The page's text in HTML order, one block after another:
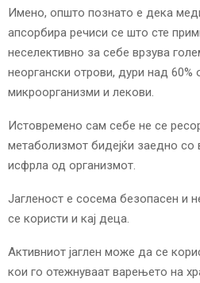
Имено, општо познато е дека
апсорбира речиси се што сте
неселективно за себе врзува
неоргански отрови, дури над 60%
микроорганизми и лекови.
Истовремено сам себе не се
метаболизмот бидејќи заедно со
исфрла од организмот.
Јагленост е сосема безопасен и
се користи и кај деца.
Активниот јаглен може да се
кои го отежнуваат варењето на